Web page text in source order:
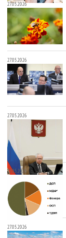
27.05.2026
27.05.2026
27.05.2026
27.05.2026
27.05.2026